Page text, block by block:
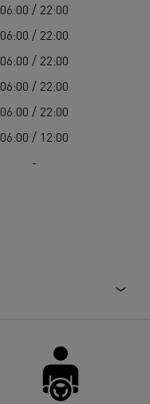
06:00 / 22:00
06:00 / 22:00
06:00 / 22:00
06:00 / 22:00
06:00 / 22:00
06:00 / 12:00
-